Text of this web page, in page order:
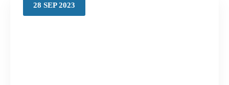
28 SEP2023